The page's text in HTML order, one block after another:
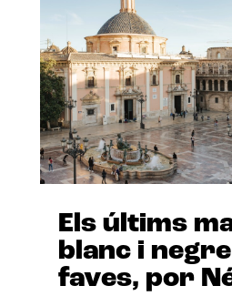
Els últims
blanc i
faves, por